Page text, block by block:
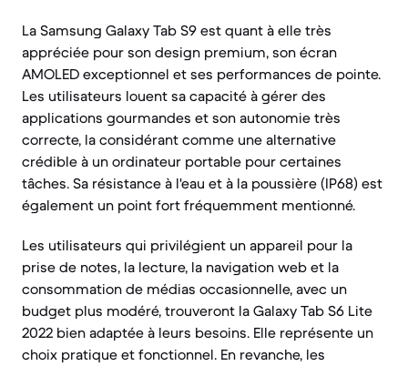
La Samsung Galaxy Tab S9 est quant à elle très
appréciée pour son design premium, son écran
AMOLED exceptionnel et ses performances de pointe.
Les utilisateurs louent sa capacité à gérer des
applications gourmandes et son autonomie très
correcte, la considérant comme une alternative
crédible à un ordinateur portable pour certaines
tâches. Sa résistance à l'eau et à la poussière (IP68) est
également un point fort fréquemment mentionné.
Les utilisateurs qui privilégient un appareil pour la
prise de notes, la lecture, la navigation web et la
consommation de médias occasionnelle, avec un
budget plus modéré, trouveront la Galaxy Tab S6 Lite
2022 bien adaptée à leurs besoins. Elle représente un
choix pratique et fonctionnel. En revanche, les